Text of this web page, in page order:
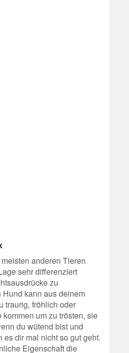
anderen Tieren
sehr differenziert
zu
kann aus deinem
traurig, fröhlich oder
um zu trösten, sie
du wütend bist und
es dir mal nicht so gut geht.
Eigenschaft die